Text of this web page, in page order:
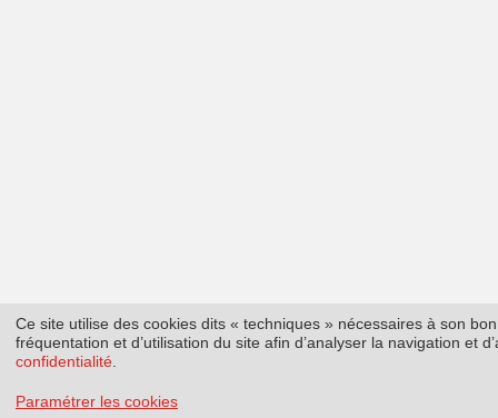
Ce site utilise des cookies dits « techniques » nécessaires à son
fréquentation et d’utilisation du site afin d’analyser la navigation et
confidentialité
Paramétrer les cookies